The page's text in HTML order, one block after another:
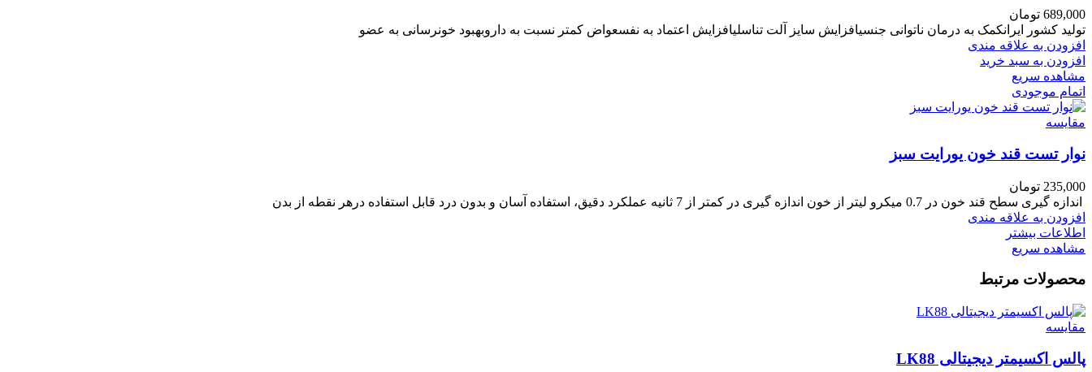
689,000 تومان
تولید کشور ایرانکمک به درمان ناتوانی جنسیافزایش سایز آلت تناسلیافزایش اعتماد به نفسعواض کمتر نسبت به داروبهبود خونرسانی به عضو
افزودن به علاقه مندی
افزودن به سبد خرید
مشاهده سریع
اتمام موجودی
مقایسه
نوار تست قند خون یورایت سبز
235,000 تومان
اندازه گیری سطح قند خون در 0.7 میکرو لیتر از خون اندازه گیری در کمتر از 7 ثانیه عملکرد دقیق، استفاده آسان و بدون درد قابل استفاده درهر نقطه از بدن
افزودن به علاقه مندی
اطلاعات بیشتر
مشاهده سریع
محصولات مرتبط
مقایسه
پالس اکسیمتر دیجیتالی LK88